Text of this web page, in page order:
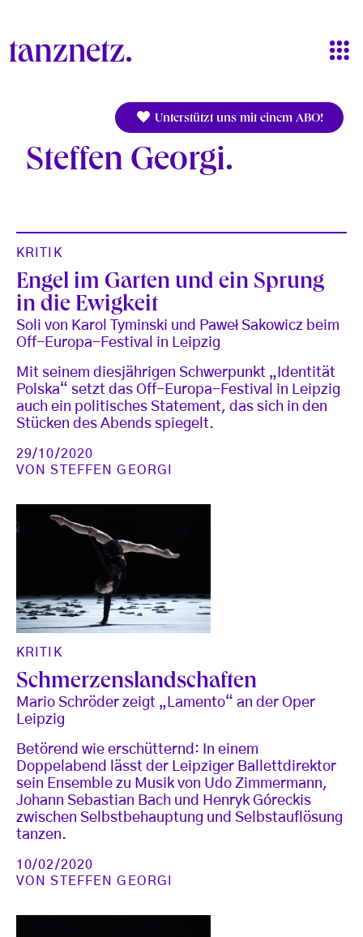
Unterstützt uns mit einem ABO!
Steffen Georgi
KRITIK
Engel im Garten und ein Sprung
in die Ewigkeit
Soli von Karol Tyminski und Paweł Sakowicz beim
Off-Europa-Festival in Leipzig
Mit seinem diesjährigen Schwerpunkt „Identität
Polska“ setzt das Off-Europa-Festival in Leipzig
auch ein politisches Statement, das sich in den
Stücken des Abends spiegelt.
29/10/2020
VONSTEFFEN GEORGI
KRITIK
Schmerzenslandschaften
Mario Schröder zeigt „Lamento“ an der Oper
Leipzig
Betörend wie erschütternd: In einem
Doppelabend lässt der Leipziger Ballettdirektor
sein Ensemble zu Musik von Udo Zimmermann,
Johann Sebastian Bach und Henryk Góreckis
zwischen Selbstbehauptung und Selbstauflösung
tanzen.
10/02/2020
VONSTEFFEN GEORGI